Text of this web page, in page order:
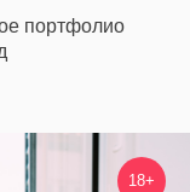
портфолио
18+